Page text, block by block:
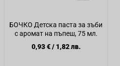
БОЧКО Детска паста за зъби
с аромат на пъпеш, 75 мл.
0,93 €/ 1,82 лв.